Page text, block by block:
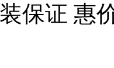
保证 惠